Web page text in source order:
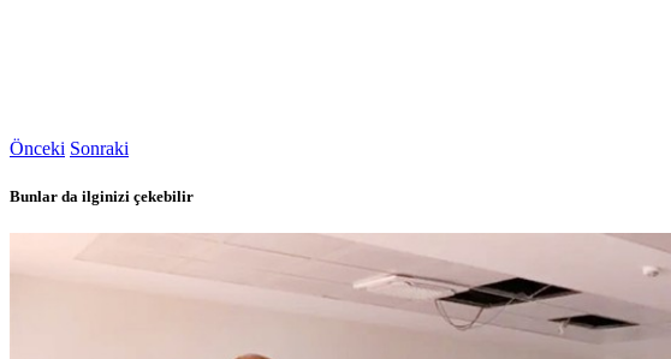
Önceki Sonraki
Bunlar da ilginizi çekebilir